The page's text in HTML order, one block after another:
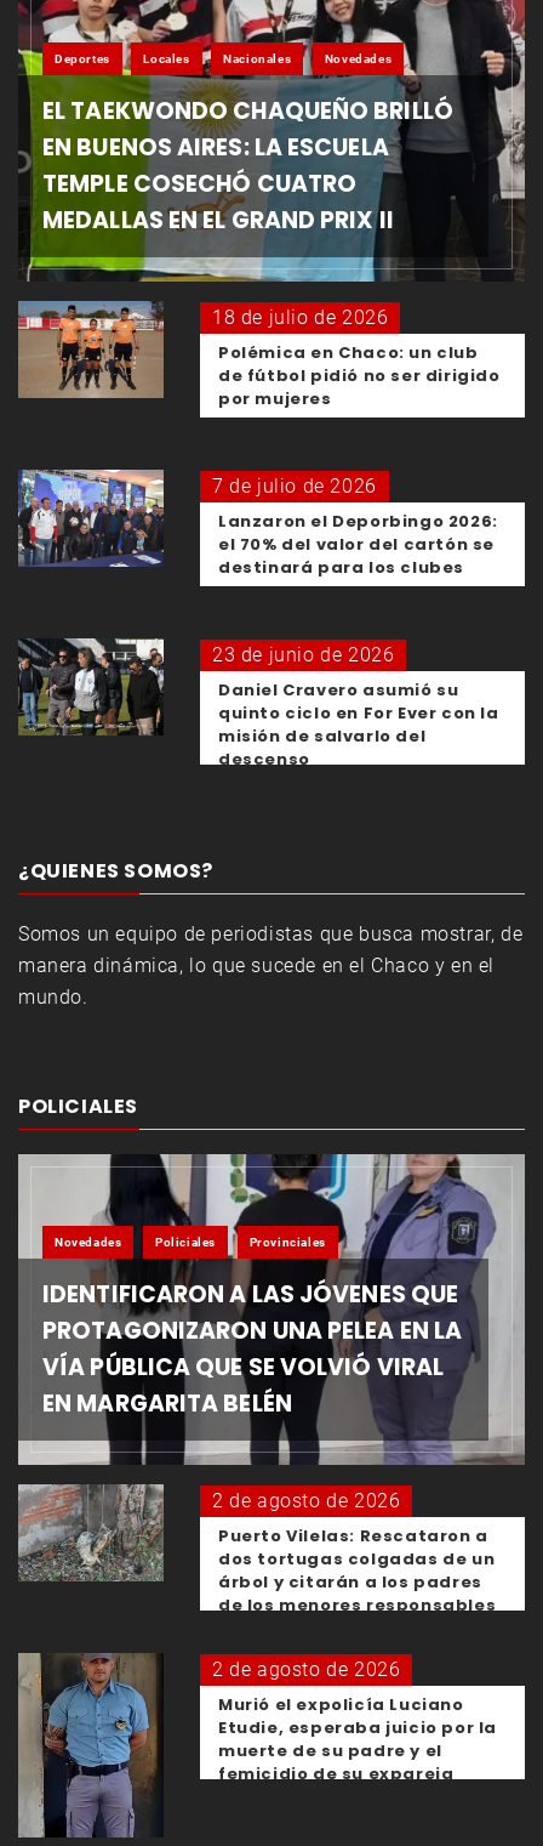
Deportes Locales Nacionales Novedades
EL TAEKWONDO CHAQUEÑO BRILLÓ
EN BUENOS AIRES: LA ESCUELA
TEMPLE COSECHÓ CUATRO
MEDALLAS EN EL GRAND PRIX II
18 de julio de 2026
Polémica en Chaco: un club
de fútbol pidió no ser dirigido
por mujeres
7 de julio de 2026
Lanzaron el Deporbingo 2026:
el 70% del valor del cartón se
destinará para los clubes
23 de junio de 2026
Daniel Cravero asumió su
quinto ciclo en For Ever con la
misión de salvarlo del
descenso
¿QUIENES SOMOS?
Somos un equipo de periodistas que busca mostrar, de
manera dinámica, lo que sucede en el Chaco y en el
mundo.
POLICIALES
Novedades Policiales Provinciales
IDENTIFICARON A LAS JÓVENES QUE
PROTAGONIZARON UNA PELEA EN LA
VÍA PÚBLICA QUE SE VOLVIÓ VIRAL
EN MARGARITA BELÉN
2 de agosto de 2026
Puerto Vilelas: Rescataron a
dos tortugas colgadas de un
árbol y citarán a los padres
de los menores responsables
2 de agosto de 2026
Murió el expolicía Luciano
Etudie, esperaba juicio por la
muerte de su padre y el
femicidio de su expareja